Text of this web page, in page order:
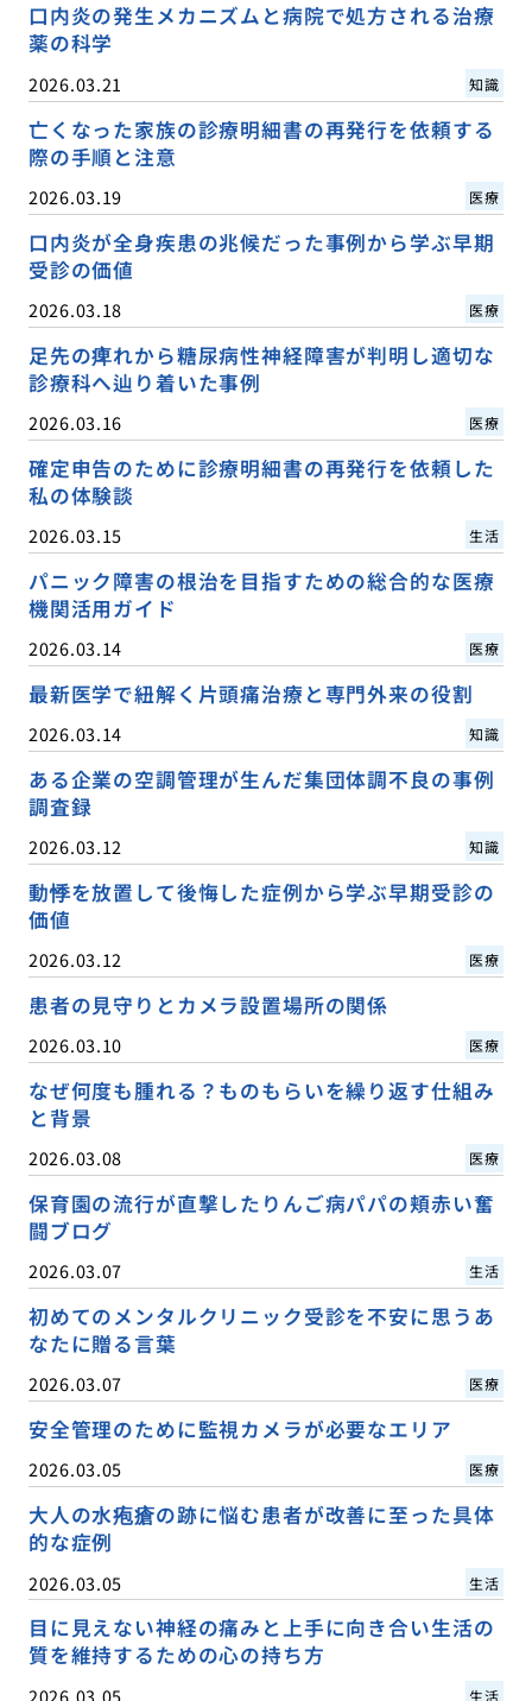
口内炎の発生メカニズムと病院で処方される治療
薬の科学
2026.03.21 知識
亡くなった家族の診療明細書の再発行を依頼する
際の手順と注意
2026.03.19 医療
口内炎が全身疾患の兆候だった事例から学ぶ早期
受診の価値
2026.03.18 医療
足先の痺れから糖尿病性神経障害が判明し適切な
診療科へ辿り着いた事例
2026.03.16 医療
確定申告のために診療明細書の再発行を依頼した
私の体験談
2026.03.15 生活
パニック障害の根治を目指すための総合的な医療
機関活用ガイド
2026.03.14 医療
最新医学で紐解く片頭痛治療と専門外来の役割
2026.03.14 知識
ある企業の空調管理が生んだ集団体調不良の事例
調査録
2026.03.12 知識
動悸を放置して後悔した症例から学ぶ早期受診の
価値
2026.03.12 医療
患者の見守りとカメラ設置場所の関係
2026.03.10 医療
なぜ何度も腫れる？ものもらいを繰り返す仕組み
と背景
2026.03.08 医療
保育園の流行が直撃したりんご病パパの頬赤い奮
闘ブログ
2026.03.07 生活
初めてのメンタルクリニック受診を不安に思うあ
なたに贈る言葉
2026.03.07 医療
安全管理のために監視カメラが必要なエリア
2026.03.05 医療
大人の水疱瘡の跡に悩む患者が改善に至った具体
的な症例
2026.03.05 生活
目に見えない神経の痛みと上手に向き合い生活の
質を維持するための心の持ち方
2026.03.05 生活